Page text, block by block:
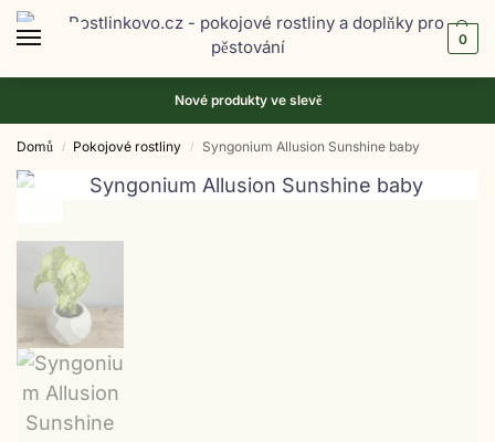
0
Nové produkty ve slevě
Domů / Pokojové rostliny / Syngonium Allusion Sunshine baby